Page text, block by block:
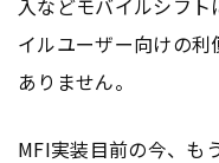
入などモバイルシフ
イルユーザー向けの
ありません。
MFI実装目前の今、も